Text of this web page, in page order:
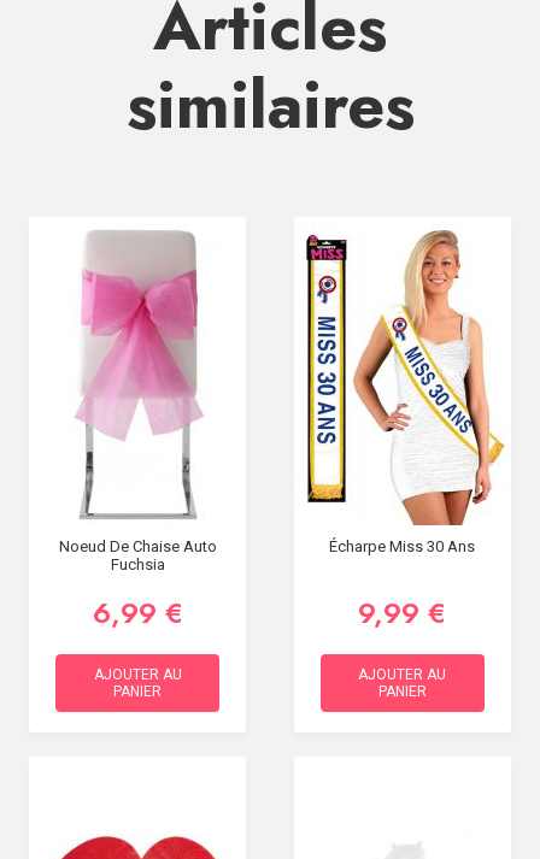
Articles
similaires
Noeud De Chaise Auto
Fuchsia
6,99 €
AJOUTER AU
PANIER
Écharpe Miss 30 Ans
9,99 €
AJOUTER AU
PANIER